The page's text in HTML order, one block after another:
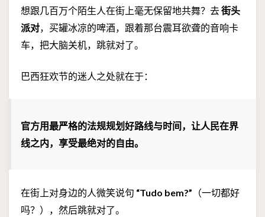
想跟几百万个陌生人在街上毫无保留地共舞？去街头
派对，买罐冰凉的啤酒，跟着那台震耳欲聋的音响卡
车，把大脑关机，跳就对了。
巴西狂欢节的迷人之处就在于：
官方用最严格的法规规划好路线与时间，让人民在界
线之内，享受最绝对的自由。
在街上对身边的人微笑说句 “Tudo bem?” （一切都好
吗？），然后跳就对了。